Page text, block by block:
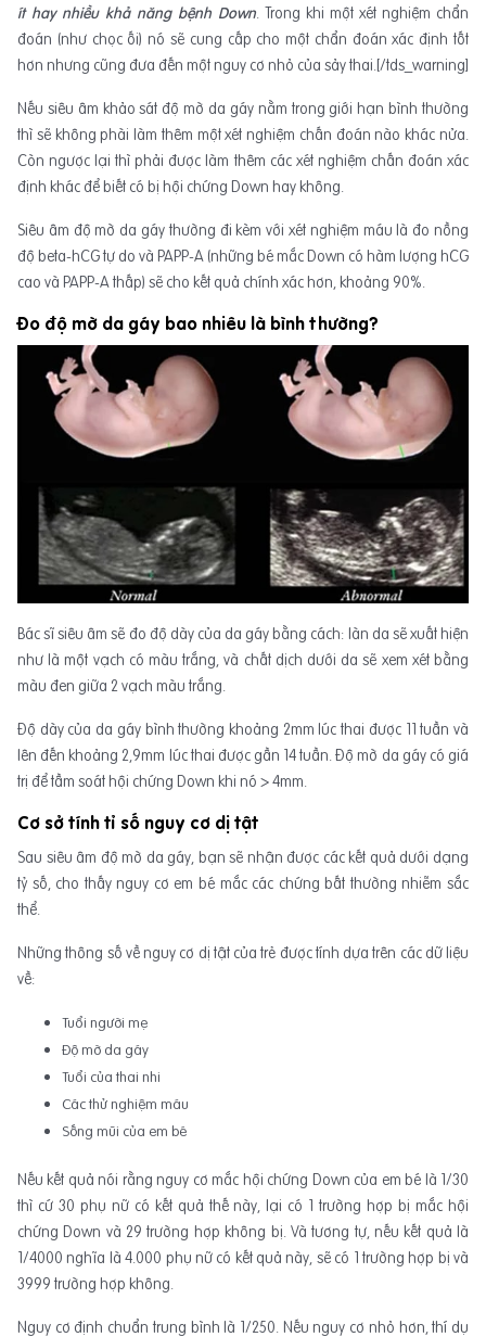
ít hay nhiều khả năng bệnh Down. Trong khi một xét nghiệm chẩn
đoán (như chọc ối) nó sẽ cung cấp cho một chẩn đoán xác định tốt
hơn nhưng cũng đưa đến một nguy cơ nhỏ của sảy thai.[/tds_warning]
Nếu siêu âm khảo sát độ mờ da gáy nằm trong giới hạn bình thường
thì sẽ không phài làm thêm một xét nghiệm chấn đoán nào khác nửa.
Còn ngược lại thì phải được làm thêm các xét nghiệm chấn đoán xác
định khác để biết có bị hội chứng Down hay không.
Siêu âm độ mờ da gáy thường đi kèm với xét nghiệm máu là đo nồng
độ beta-hCG tự do và PAPP-A (những bé mắc Down có hàm lượng hCG
cao và PAPP-A thấp) sẽ cho kết quả chính xác hơn, khoảng 90%.
Đo độ mờ da gáy bao nhiêu là bình thường?
Bác sĩ siêu âm sẽ đo độ dày của da gáy bằng cách: làn da sẽ xuất hiện
như là một vạch có màu trắng, và chất dịch dưới da sẽ xem xét bằng
màu đen giữa 2 vạch màu trắng.
Độ dày của da gáy bình thường khoảng 2mm lúc thai được 11 tuần và
lên đến khoảng 2,9mm lúc thai được gần 14 tuần. Độ mờ da gáy có giá
trị để tầm soát hội chứng Down khi nó > 4mm.
Cơ sở tính tỉ số nguy cơ dị tật
Sau siêu âm độ mờ da gáy, bạn sẽ nhận được các kết quả dưới dạng
tỷ số, cho thấy nguy cơ em bé mắc các chứng bất thường nhiễm sắc
thể.
Những thông số về nguy cơ dị tật của trẻ được tính dựa trên các dữ liệu
về:
Tuổi người mẹ
Độ mờ da gáy
Tuổi của thai nhi
Các thử nghiệm máu
Sống mũi của em bé
Nếu kết quả nói rằng nguy cơ mắc hội chứng Down của em bé là 1/30
thì cứ 30 phụ nữ có kết quả thế này, lại có 1 trường hợp bị mắc hội
chứng Down và 29 trường hợp không bị. Và tương tự, nếu kết quả là
1/4000 nghĩa là 4.000 phụ nữ có kết quả này, sẽ có 1 trường hợp bị và
3999 trường hợp không.
Nguy cơ định chuẩn trung bình là 1/250. Nếu nguy cơ nhỏ hơn, thí dụ